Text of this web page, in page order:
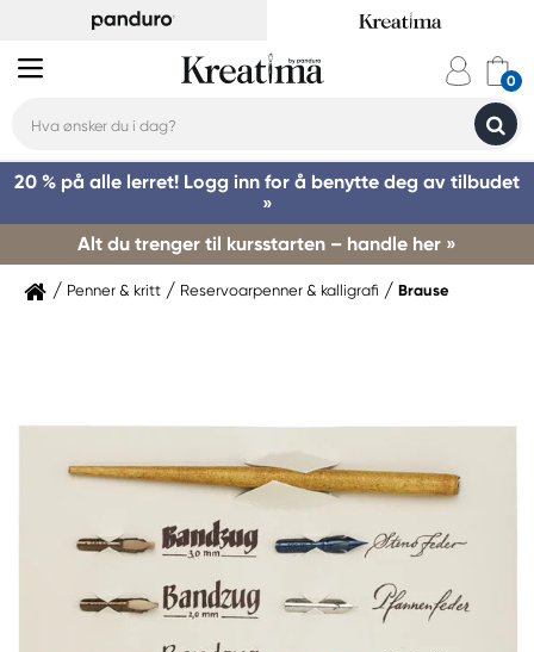
20 % på alle lerret! Logg inn for å benytte deg av tilbudet
»
Alt du trenger til kursstarten – handle her »
Penner & kritt Reservoarpenner & kalligrafi Brause